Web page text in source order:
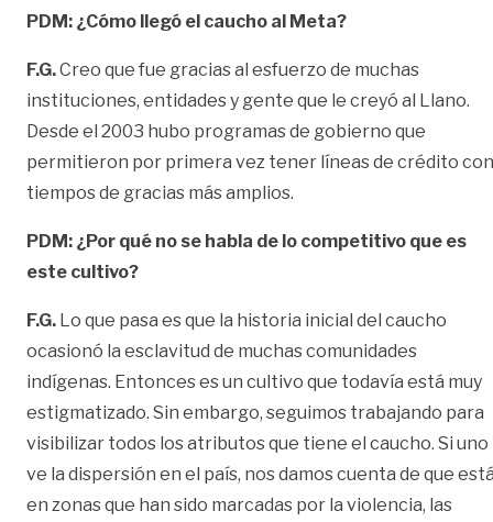
PDM: ¿Cómo llegó el caucho al Meta?
F.G.Creo que fue gracias al esfuerzo de muchas
instituciones, entidades y gente que le creyó al Llano.
Desde el 2003 hubo programas de gobierno que
permitieron por primera vez tener líneas de crédito con
tiempos de gracias más amplios.
PDM: ¿Por qué no se habla de lo competitivo que es
este cultivo?
F.G. Lo que pasa es que la historia inicial del caucho
ocasionó la esclavitud de muchas comunidades
indígenas. Entonces es un cultivo que todavía está muy
estigmatizado. Sin embargo, seguimos trabajando para
visibilizar todos los atributos que tiene el caucho. Si uno
ve la dispersión en el país, nos damos cuenta de que
en zonas que han sido marcadas por la violencia, las